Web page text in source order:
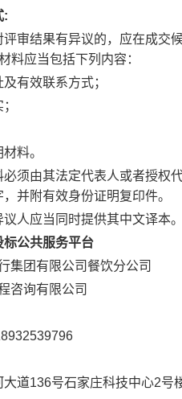
:
审结果有异议的，应在成交
料应当包括下列内容：
有效联系方式；
料。
须由其法定代表人或者授权
并附有效身份证明复印件。
人应当同时提供其中文译本。
标公共服务平台
集团有限公司餐饮分公司
咨询有限公司
道136号石家庄科技中心2号